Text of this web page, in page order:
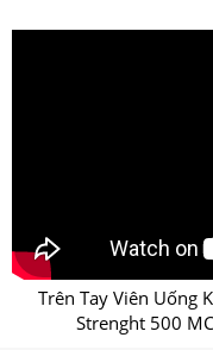
Trên Tay Viên Uống
Strenght 500